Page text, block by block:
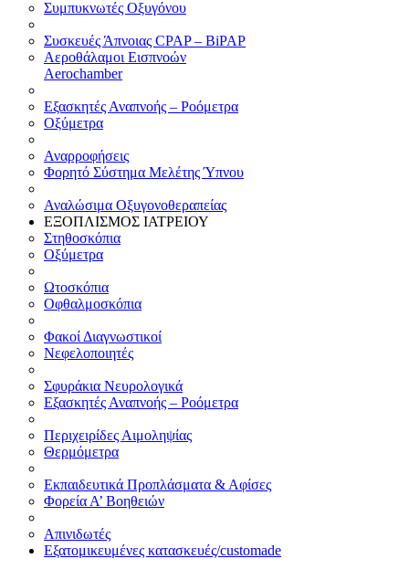
Συμπυκνωτές Οξυγόνου
Συσκευές Άπνοιας CPAP – BiPAP
Αεροθάλαμοι Εισπνοών
Aerochamber
Εξασκητές Αναπνοής – Ροόμετρα
Οξύμετρα
Αναρροφήσεις
Φορητό Σύστημα Μελέτης Ύπνου
Αναλώσιμα Οξυγονοθεραπείας
ΕΞΟΠΛΙΣΜΟΣ ΙΑΤΡΕΙΟΥ
Στηθοσκόπια
Οξύμετρα
Ωτοσκόπια
Οφθαλμοσκόπια
Φακοί Διαγνωστικοί
Νεφελοποιητές
Σφυράκια Νευρολογικά
Εξασκητές Αναπνοής – Ροόμετρα
Περιχειρίδες Αιμοληψίας
Θερμόμετρα
Εκπαιδευτικά Προπλάσματα & Αφίσες
Φορεία Α’ Βοηθειών
Απινιδωτές
Εξατομικευμένες κατασκευές/customade